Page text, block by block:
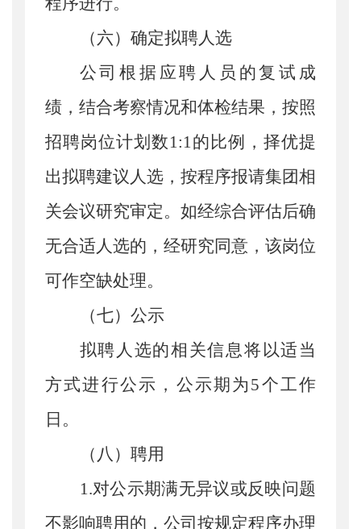
（六） 确定拟聘人选
公司根据应聘人员的复试成
绩，结合考察情况和体检结果，按照
招聘岗位计划数1:1的比例，择优提
出拟聘建议人选，按程序报请集团相
关会议研究审定。如经综合评估后确
无合适人选的，经研究同意，该岗位
可作空缺处理。
（七） 公示
拟聘人选的相关信息将以适当
方式进行公示， 公示期为 5个工作
日 。
（ 八 ） 聘用
1.对公示期满无异议或反映问题
不影响聘用的，公司按规定程序办理